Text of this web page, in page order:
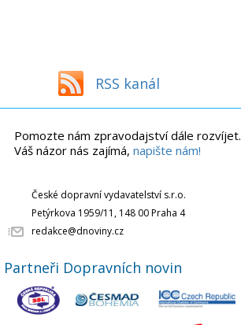
RSS kanál
Pomozte nám zpravodajství dále rozvíjet.
Váš názor nás zajímá, napište nám!
České dopravní vydavatelství s.r.o.
Petýrkova 1959/11, 148 00 Praha 4
redakce@dnoviny.cz
Partneři Dopravních novin